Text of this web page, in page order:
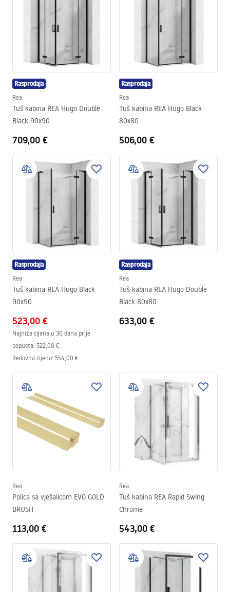
Rasprodaja
Rea
Tuš kabina REA Hugo Double
Black 90x90
709,00 €
Rasprodaja
Rea
Tuš kabina REA Hugo Black
80x80
506,00 €
Rasprodaja
Rea
Tuš kabina REA Hugo Black
90x90
523,00 €
Najniža cijena u 30 dana prije
popusta: 522,00 €
Redovna cijena: 554,00 €
Rasprodaja
Rea
Tuš kabina REA Hugo Double
Black 80x80
633,00 €
Rea
Polica sa vješalicom EVO GOLD
BRUSH
113,00 €
Rea
Tuš kabina REA Rapid Swing
Chrome
543,00 €